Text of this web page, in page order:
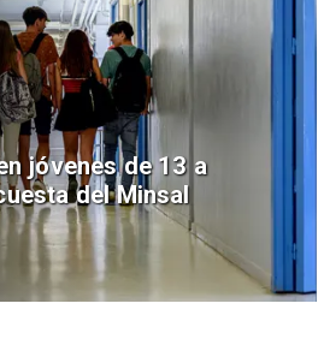
jóvenes de 13 a
del Minsal